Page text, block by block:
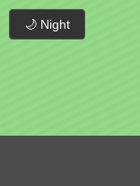
🌙 Night